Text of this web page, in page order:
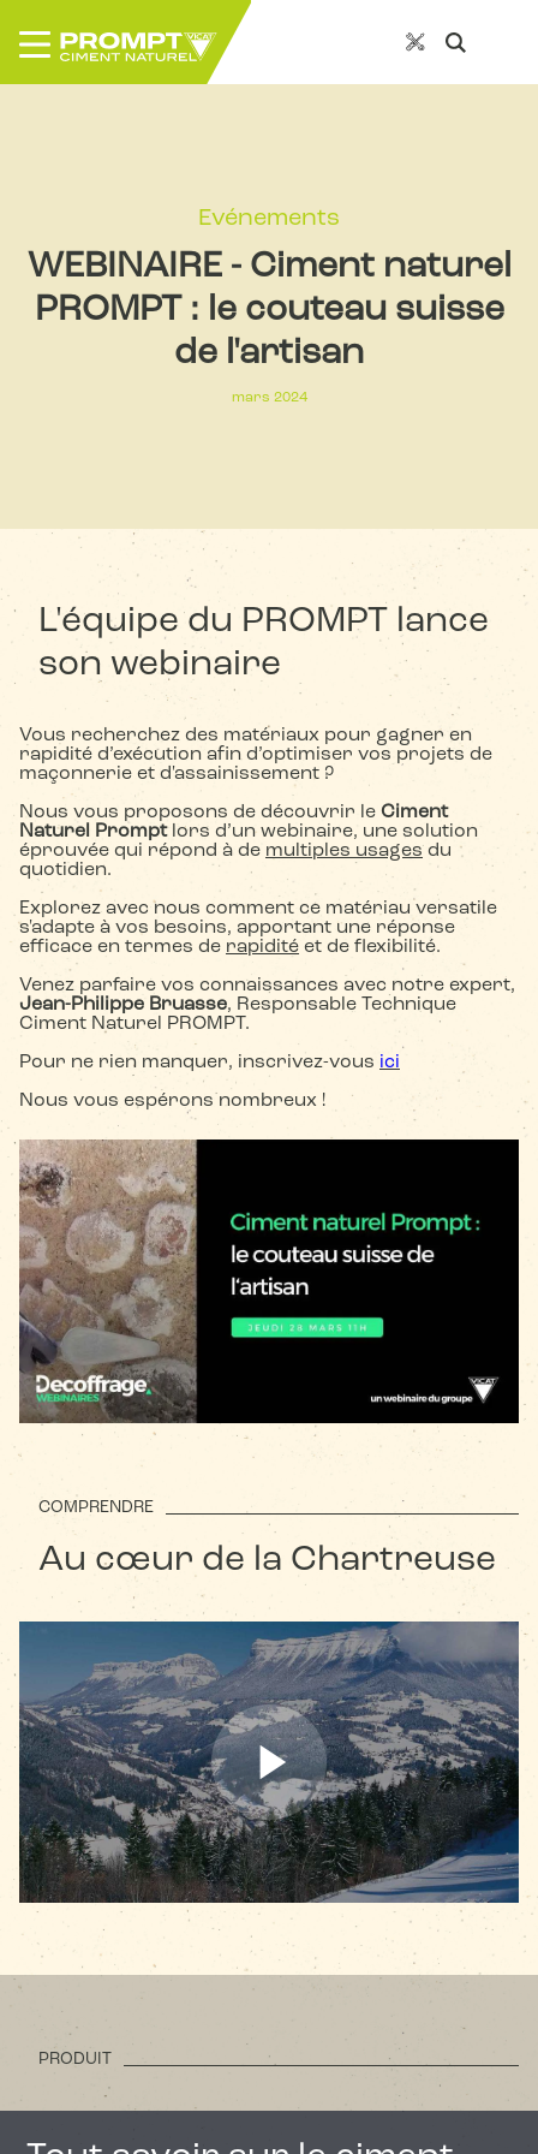
Evénements
WEBINAIRE - Ciment naturel
PROMPT : le couteau suisse
de l'artisan
mars 2024
L'équipe du PROMPT lance
son webinaire
Vous recherchez des matériaux pour gagner en
rapidité d’exécution afin d’optimiser vos projets de
maçonnerie et d'assainissement ?
Nous vous proposons de découvrir le Ciment
Naturel Promptlors d’un webinaire, une solution
éprouvée qui répond à de multiples usagesdu
quotidien.
Explorez avec nous comment ce matériau versatile
s'adapte à vos besoins, apportant une réponse
efficace en termes de rapidité et de flexibilité.
Venez parfaire vos connaissances avec notre expert,
Jean-Philippe Bruasse, Responsable Technique
Ciment Naturel PROMPT.
Pour ne rien manquer, inscrivez-vous ici
Nous vous espérons nombreux !
COMPRENDRE
Au cœur de la Chartreuse
PRODUIT